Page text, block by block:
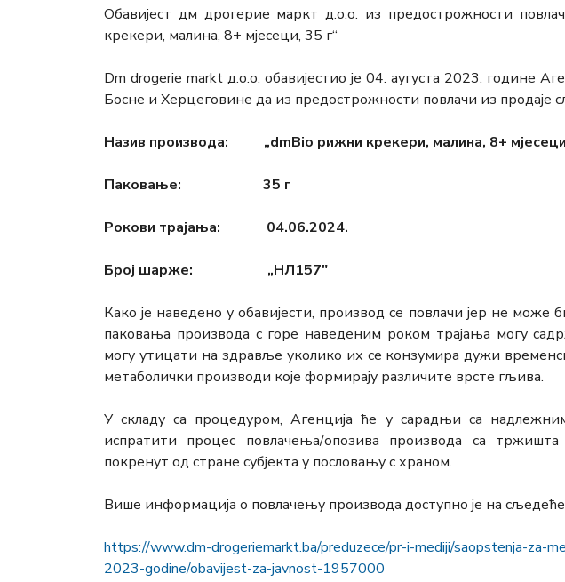
Обавијест дм дрогерие маркт д.о.о. из предострожности
крекери, малина, 8+ мјесеци, 35 г“
Dm drogerie markt д.о.о. обавијестио је 04. аугуста 2023. године
Босне и Херцеговине да из предострожности повлачи из продаје
Назив производа: „dmBio рижни крекери, малина, 8+
Паковање: 35 г
Рокови трајања: 04.06.2024.
Број шарже: „НЛ157″
Како је наведено у обавијести, производ се повлачи јер не може
паковања производа с горе наведеним роком трајања могу
могу утицати на здравље уколико их се конзумира дужи
метаболички производи које формирају различите врсте гљива.
У складу са процедуром, Агенција ће у сарадњи са
испратити процес повлачења/опозива производа са
покренут од стране субјекта у пословању с храном.
Више информација о повлачењу производа доступно је на
https://www.dm-drogeriemarkt.ba/preduzece/pr-i-mediji/saopstenja-za-
2023-godine/obavijest-za-javnost-1957000